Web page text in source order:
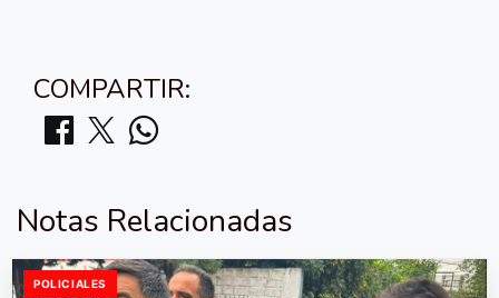
COMPARTIR:
Notas Relacionadas
POLICIALES